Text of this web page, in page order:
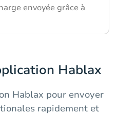
envoyée grâce à
Hablax
Hablax pour envoyer
rapidement et